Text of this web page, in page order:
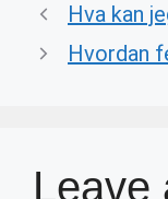
Hva kan
Hvordan
Leave